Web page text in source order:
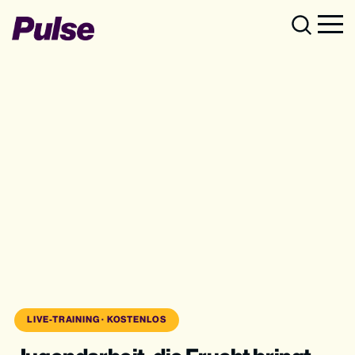
LIVE-TRAINING · KOSTENLOS